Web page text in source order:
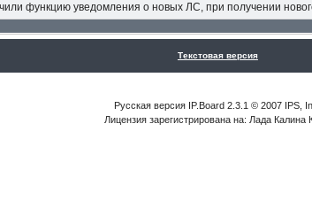
функцию уведомления о новых ЛС, при получении
Текстовая версия
Русская версия IP.Board 2.3.1 © 2007 IPS,
Лицензия зарегистрирована на: Лада Калина